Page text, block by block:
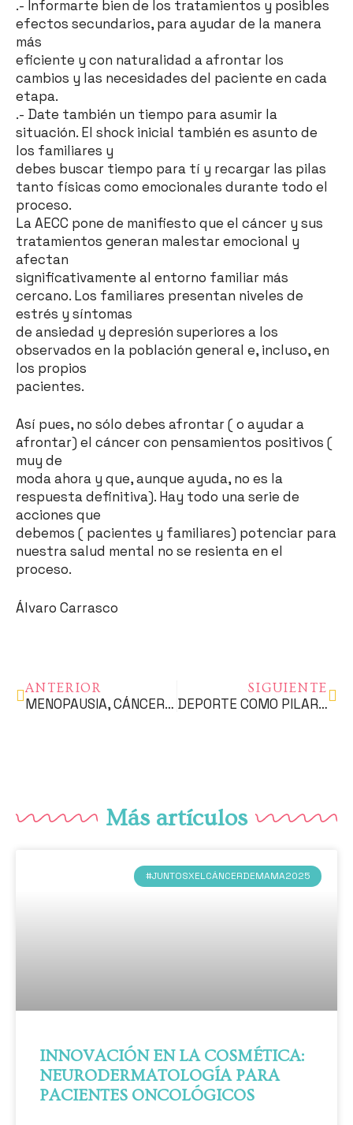
.- Informarte bien de los tratamientos y posibles
efectos secundarios, para ayudar de la manera
más
eficiente y con naturalidad a afrontar los
cambios y las necesidades del paciente en cada
etapa.
.- Date también un tiempo para asumir la
situación. El shock inicial también es asunto de
los familiares y
debes buscar tiempo para tí y recargar las pilas
tanto físicas como emocionales durante todo el
proceso.
La AECC pone de manifiesto que el cáncer y sus
tratamientos generan malestar emocional y
afectan
significativamente al entorno familiar más
cercano. Los familiares presentan niveles de
estrés y síntomas
de ansiedad y depresión superiores a los
observados en la población general e, incluso, en
los propios
pacientes.
Así pues, no sólo debes afrontar ( o ayudar a
afrontar) el cáncer con pensamientos positivos (
muy de
moda ahora y que, aunque ayuda, no es la
respuesta definitiva). Hay todo una serie de
acciones que
debemos ( pacientes y familiares) potenciar para
nuestra salud mental no se resienta en el
proceso.
Álvaro Carrasco
ANTERIOR
MENOPAUSIA, CÁNCER Y DIETA
SIGUIENTE
DEPORTE COMO PILAR DE PREVENCIÓN DE RECUPERACIÓN EN ONCOLOGÍA
Más artículos
#JUNTOSXELCÁNCERDEMAMA2025
INNOVACIÓN EN LA COSMÉTICA:
NEURODERMATOLOGÍA PARA
PACIENTES ONCOLÓGICOS